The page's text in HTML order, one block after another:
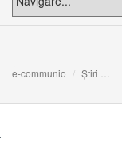
e-communio Știri